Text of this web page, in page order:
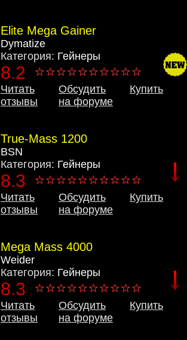
Elite Mega Gainer
Dymatize
Категория: Гейнеры
8.2
Читать
отзывы
Обсудить
на форуме
Купить
True-Mass 1200
BSN
Категория: Гейнеры
8.3
Читать
отзывы
Обсудить
на форуме
Купить
Mega Mass 4000
Weider
Категория: Гейнеры
8.3
Читать
отзывы
Обсудить
на форуме
Купить